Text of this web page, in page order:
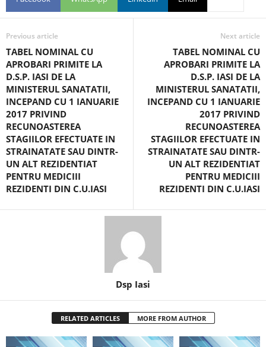
Previous article
TABEL NOMINAL CU
APROBARI PRIMITE LA
D.S.P. IASI DE LA
MINISTERUL SANATATII,
INCEPAND CU 1 IANUARIE
2017 PRIVIND
RECUNOASTEREA
STAGIILOR EFECTUATE IN
STRAINATATE SAU DINTR-
UN ALT REZIDENTIAT
PENTRU MEDICIII
REZIDENTI DIN C.U.IASI
Next article
TABEL NOMINAL CU
APROBARI PRIMITE LA
D.S.P. IASI DE LA
MINISTERUL SANATATII,
INCEPAND CU 1 IANUARIE
2017 PRIVIND
RECUNOASTEREA
STAGIILOR EFECTUATE IN
STRAINATATE SAU DINTR-
UN ALT REZIDENTIAT
PENTRU MEDICIII
REZIDENTI DIN C.U.IASI
Dsp Iasi
RELATED ARTICLES MORE FROM AUTHOR